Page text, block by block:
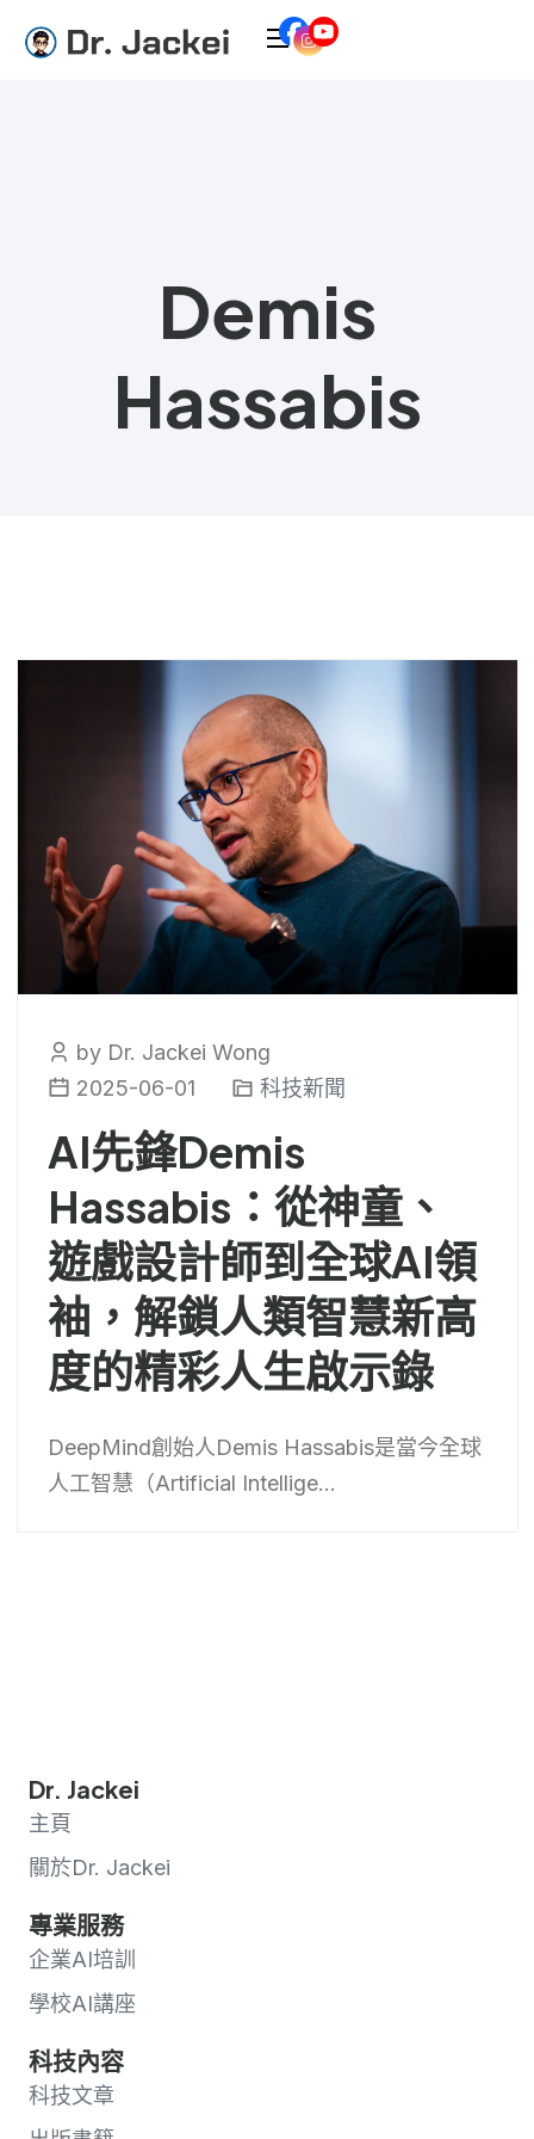
Demis
Hassabis
by Dr. Jackei Wong
2025-06-01
科技新聞
AI先鋒Demis
Hassabis：從神童、
遊戲設計師到全球AI領
袖，解鎖人類智慧新高
度的精彩人生啟示錄
DeepMind創始人Demis Hassabis是當今全球
人工智慧（Artificial Intellige...
Dr. Jackei
主頁
關於Dr. Jackei
專業服務
企業AI培訓
學校AI講座
科技內容
科技文章